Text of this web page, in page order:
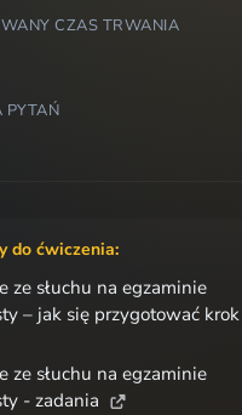
CZAS TRWANIA
PYTAŃ
do ćwiczenia:
ze słuchu na egzaminie
– jak się przygotować
ze słuchu na egzaminie
- zadania